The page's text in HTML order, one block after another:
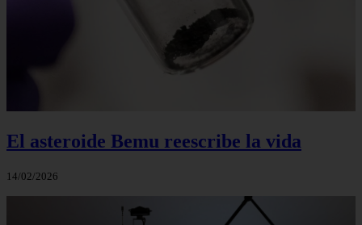
El asteroide Bemu reescribe la vida
14/02/2026